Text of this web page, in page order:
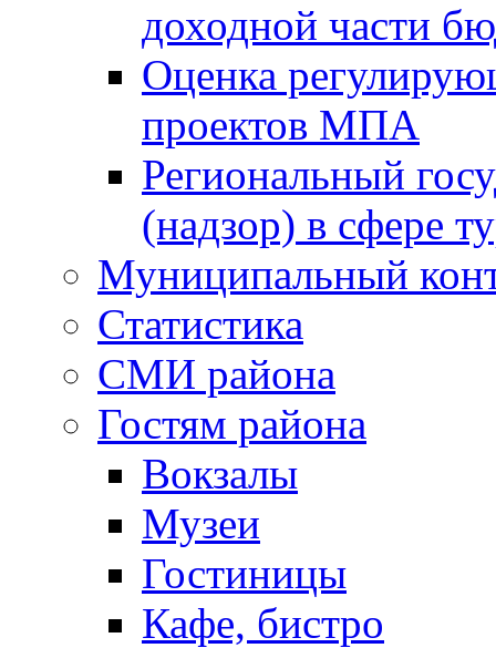
доходной части
Оценка
проектов МПА
Региональный
(надзор) в сфере
Муниципальный
Статистика
СМИ района
Гостям района
Вокзалы
Музеи
Гостиницы
Кафе, бистро